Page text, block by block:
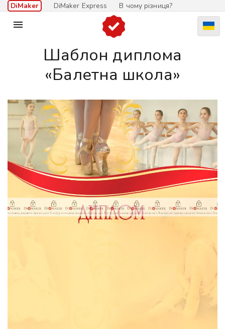
DiMaker DiMaker Express В чому різниця?

Шаблон диплома
«Балетна школа»